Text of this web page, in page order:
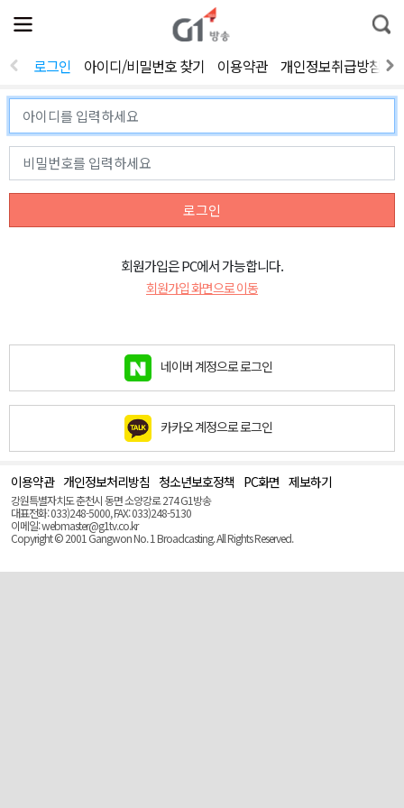
전
체
뉴
열
통
합
색
로그인 아이디/비밀번호 찾기 이용약관 개인정보취급방침
로그인
회원가입은 PC에서 가능합니다.
회원가입 화면으로 이동
네이버 계정으로 로그인
카카오 계정으로 로그인
이용약관 개인정보처리방침 청소년보호정책 PC화면 제보하기
강원특별자치도 춘천시 동면 소양강로 274 G1방송
대표전화: 033)248-5000, FAX: 033)248-5130
이메일: webmaster@g1tv.co.kr
Copyright © 2001 Gangwon No. 1 Broadcasting. All Rights Reserved.